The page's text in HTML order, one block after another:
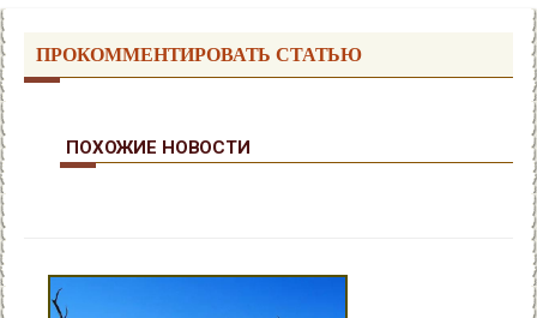
ПРОКОММЕНТИРОВАТЬ СТАТЬЮ
ПОХОЖИЕ НОВОСТИ